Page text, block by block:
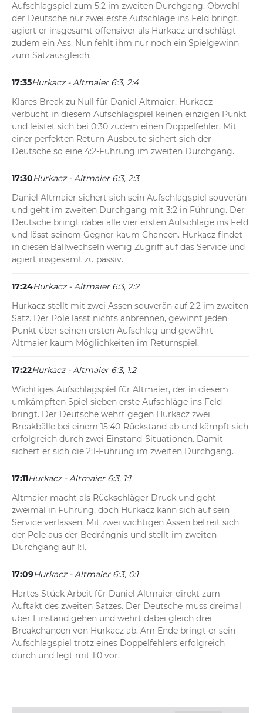
Aufschlagspiel zum 5:2 im zweiten Durchgang. Obwohl
der Deutsche nur zwei erste Aufschläge ins Feld bringt,
agiert er insgesamt offensiver als Hurkacz und schlägt
zudem ein Ass. Nun fehlt ihm nur noch ein Spielgewinn
zum Satzausgleich.
17:35Hurkacz - Altmaier 6:3, 2:4
Klares Break zu Null für Daniel Altmaier. Hurkacz
verbucht in diesem Aufschlagspiel keinen einzigen Punkt
und leistet sich bei 0:30 zudem einen Doppelfehler. Mit
einer perfekten Return-Ausbeute sichert sich der
Deutsche so eine 4:2-Führung im zweiten Durchgang.
17:30Hurkacz - Altmaier 6:3, 2:3
Daniel Altmaier sichert sich sein Aufschlagspiel souverän
und geht im zweiten Durchgang mit 3:2 in Führung. Der
Deutsche bringt dabei alle vier ersten Aufschläge ins Feld
und lässt seinem Gegner kaum Chancen. Hurkacz findet
in diesen Ballwechseln wenig Zugriff auf das Service und
agiert insgesamt zu passiv.
17:24Hurkacz - Altmaier 6:3, 2:2
Hurkacz stellt mit zwei Assen souverän auf 2:2 im zweiten
Satz. Der Pole lässt nichts anbrennen, gewinnt jeden
Punkt über seinen ersten Aufschlag und gewährt
Altmaier kaum Möglichkeiten im Returnspiel.
17:22Hurkacz - Altmaier 6:3, 1:2
Wichtiges Aufschlagspiel für Altmaier, der in diesem
umkämpften Spiel sieben erste Aufschläge ins Feld
bringt. Der Deutsche wehrt gegen Hurkacz zwei
Breakbälle bei einem 15:40-Rückstand ab und kämpft sich
erfolgreich durch zwei Einstand-Situationen. Damit
sichert er sich die 2:1-Führung im zweiten Durchgang.
17:11Hurkacz - Altmaier 6:3, 1:1
Altmaier macht als Rückschläger Druck und geht
zweimal in Führung, doch Hurkacz kann sich auf sein
Service verlassen. Mit zwei wichtigen Assen befreit sich
der Pole aus der Bedrängnis und stellt im zweiten
Durchgang auf 1:1.
17:09Hurkacz - Altmaier 6:3, 0:1
Hartes Stück Arbeit für Daniel Altmaier direkt zum
Auftakt des zweiten Satzes. Der Deutsche muss dreimal
über Einstand gehen und wehrt dabei gleich drei
Breakchancen von Hurkacz ab. Am Ende bringt er sein
Aufschlagspiel trotz eines Doppelfehlers erfolgreich
durch und legt mit 1:0 vor.